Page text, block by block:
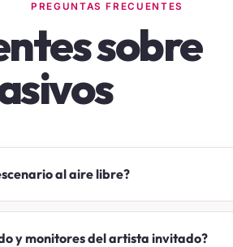
PREGUNTAS FRECUENTES
sobre
al aire libre?
y monitores del artista invitado?